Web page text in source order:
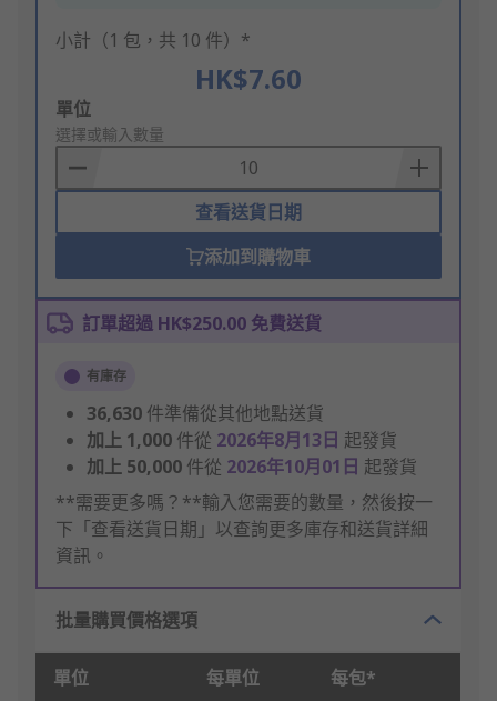
小計（1 包，共 10 件）*
HK$7.60
Add
to
Basket
單位
選擇或輸入數量
查看送貨日期
添加到購物車
訂單超過 HK$250.00 免費送貨
有庫存
36,630 件準備從其他地點送貨
加上 1,000 件從 2026年8月13日 起發貨
加上 50,000 件從 2026年10月01日 起發貨
**需要更多嗎？**輸入您需要的數量，然後按一
下「查看送貨日期」以查詢更多庫存和送貨詳細
資訊。
批量購買價格選項
單位 每單位 每包*